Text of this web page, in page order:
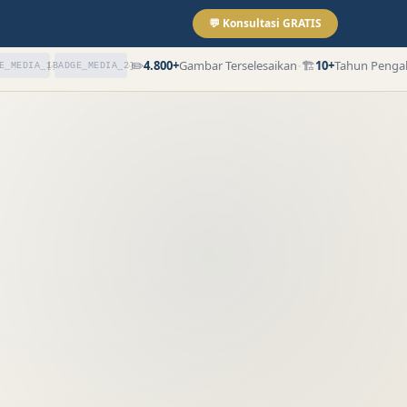
💬 Konsultasi GRATIS
·
[BADGE_MEDIA_2]
·✏️4.800+Gambar Terselesaikan·🏗10+Tahun